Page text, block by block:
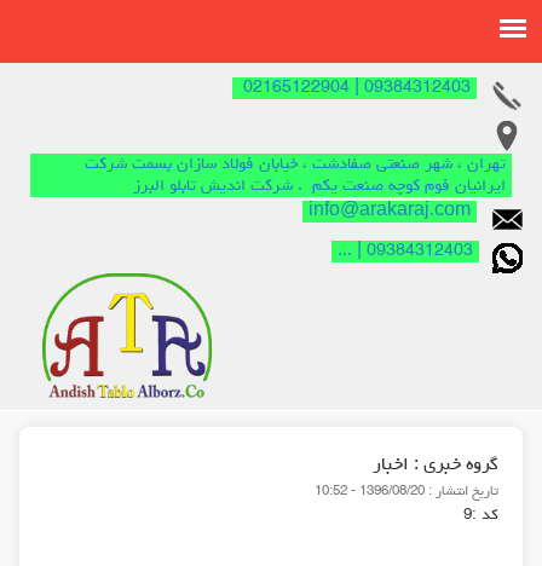
09384312403 | 02165122904
تهران ، شهر صنعتی صفادشت ، خیابان فولاد سازان بسمت شرکت
ایرانیان فوم کوچه صنعت یکم . شرکت اندیش تابلو البرز
info@arakaraj.com
09384312403 | ...
گروه خبري : اخبار
تاريخ انتشار : 1396/08/20 - 10:52
كد :9